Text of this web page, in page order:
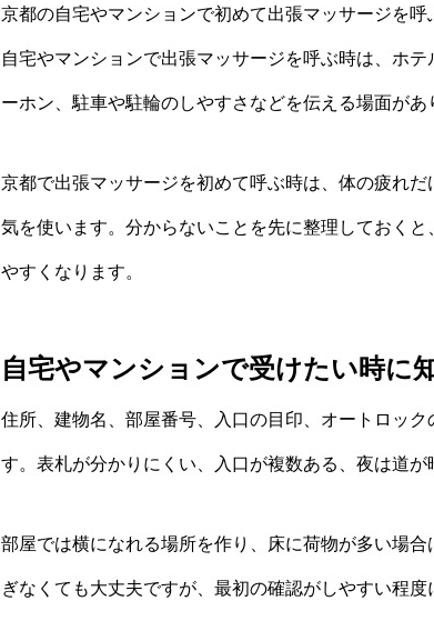
京都の自宅やマンションで初めて出張マッサージを呼
自宅やマンションで出張マッサージを呼ぶ時は、ホ
ーホン、駐車や駐輪のしやすさなどを伝える場面があ
京都で出張マッサージを初めて呼ぶ時は、体の疲れ
気を使います。分からないことを先に整理しておく
やすくなります。
自宅やマンションで受けたい時に
住所、建物名、部屋番号、入口の目印、オートロッ
す。表札が分かりにくい、入口が複数ある、夜は道が
部屋では横になれる場所を作り、床に荷物が多い場
ぎなくても大丈夫ですが、最初の確認がしやすい程度